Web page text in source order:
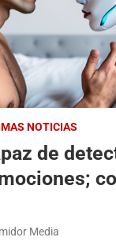
NOTICIAS
de
Media